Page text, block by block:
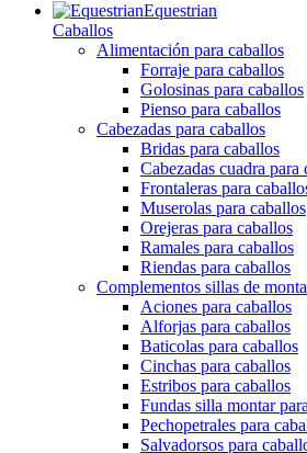
Equestrian
Caballos
Alimentación para caballos
Forraje para caballos
Golosinas para caballos
Pienso para caballos
Cabezadas para caballos
Bridas para caballos
Cabezadas cuadra para
Frontaleras para
Muserolas para caballos
Orejeras para caballos
Ramales para caballos
Riendas para caballos
Complementos sillas de
Aciones para caballos
Alforjas para caballos
Baticolas para caballos
Cinchas para caballos
Estribos para caballos
Fundas silla montar
Pechopetrales para
Salvadorsos para